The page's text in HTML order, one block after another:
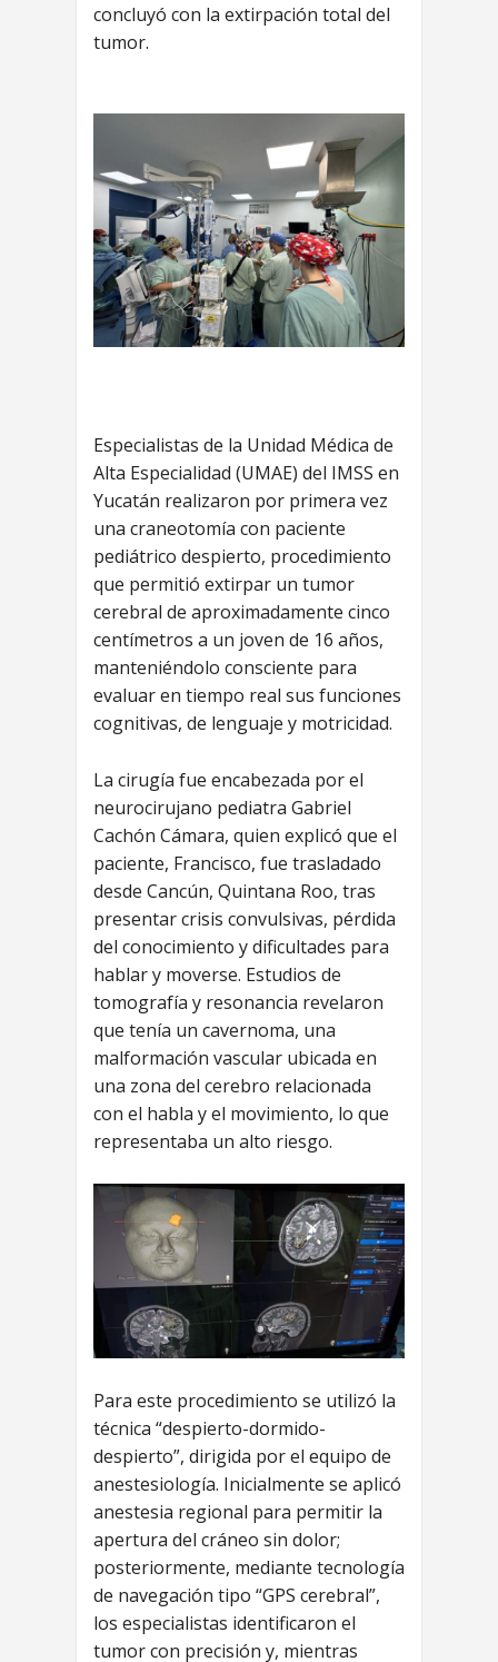
concluyó con la extirpación total del
tumor.
Especialistas de la Unidad Médica de
Alta Especialidad (UMAE) del IMSS en
Yucatán realizaron por primera vez
una craneotomía con paciente
pediátrico despierto, procedimiento
que permitió extirpar un tumor
cerebral de aproximadamente cinco
centímetros a un joven de 16 años,
manteniéndolo consciente para
evaluar en tiempo real sus funciones
cognitivas, de lenguaje y motricidad.
La cirugía fue encabezada por el
neurocirujano pediatra Gabriel
Cachón Cámara, quien explicó que el
paciente, Francisco, fue trasladado
desde Cancún, Quintana Roo, tras
presentar crisis convulsivas, pérdida
del conocimiento y dificultades para
hablar y moverse. Estudios de
tomografía y resonancia revelaron
que tenía un cavernoma, una
malformación vascular ubicada en
una zona del cerebro relacionada
con el habla y el movimiento, lo que
representaba un alto riesgo.
Para este procedimiento se utilizó la
técnica “despierto-dormido-
despierto”, dirigida por el equipo de
anestesiología. Inicialmente se aplicó
anestesia regional para permitir la
apertura del cráneo sin dolor;
posteriormente, mediante tecnología
de navegación tipo “GPS cerebral”,
los especialistas identificaron el
tumor con precisión y, mientras